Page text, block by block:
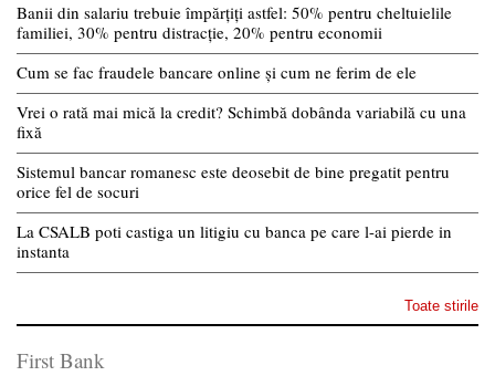
Banii din salariu trebuie împărțiți astfel: 50% pentru cheltuielile
familiei, 30% pentru distracție, 20% pentru economii
Cum se fac fraudele bancare online și cum ne ferim de ele
Vrei o rată mai mică la credit? Schimbă dobânda variabilă cu una
fixă
Sistemul bancar romanesc este deosebit de bine pregatit pentru
orice fel de socuri
La CSALB poti castiga un litigiu cu banca pe care l-ai pierde in
instanta
Toate stirile
First Bank